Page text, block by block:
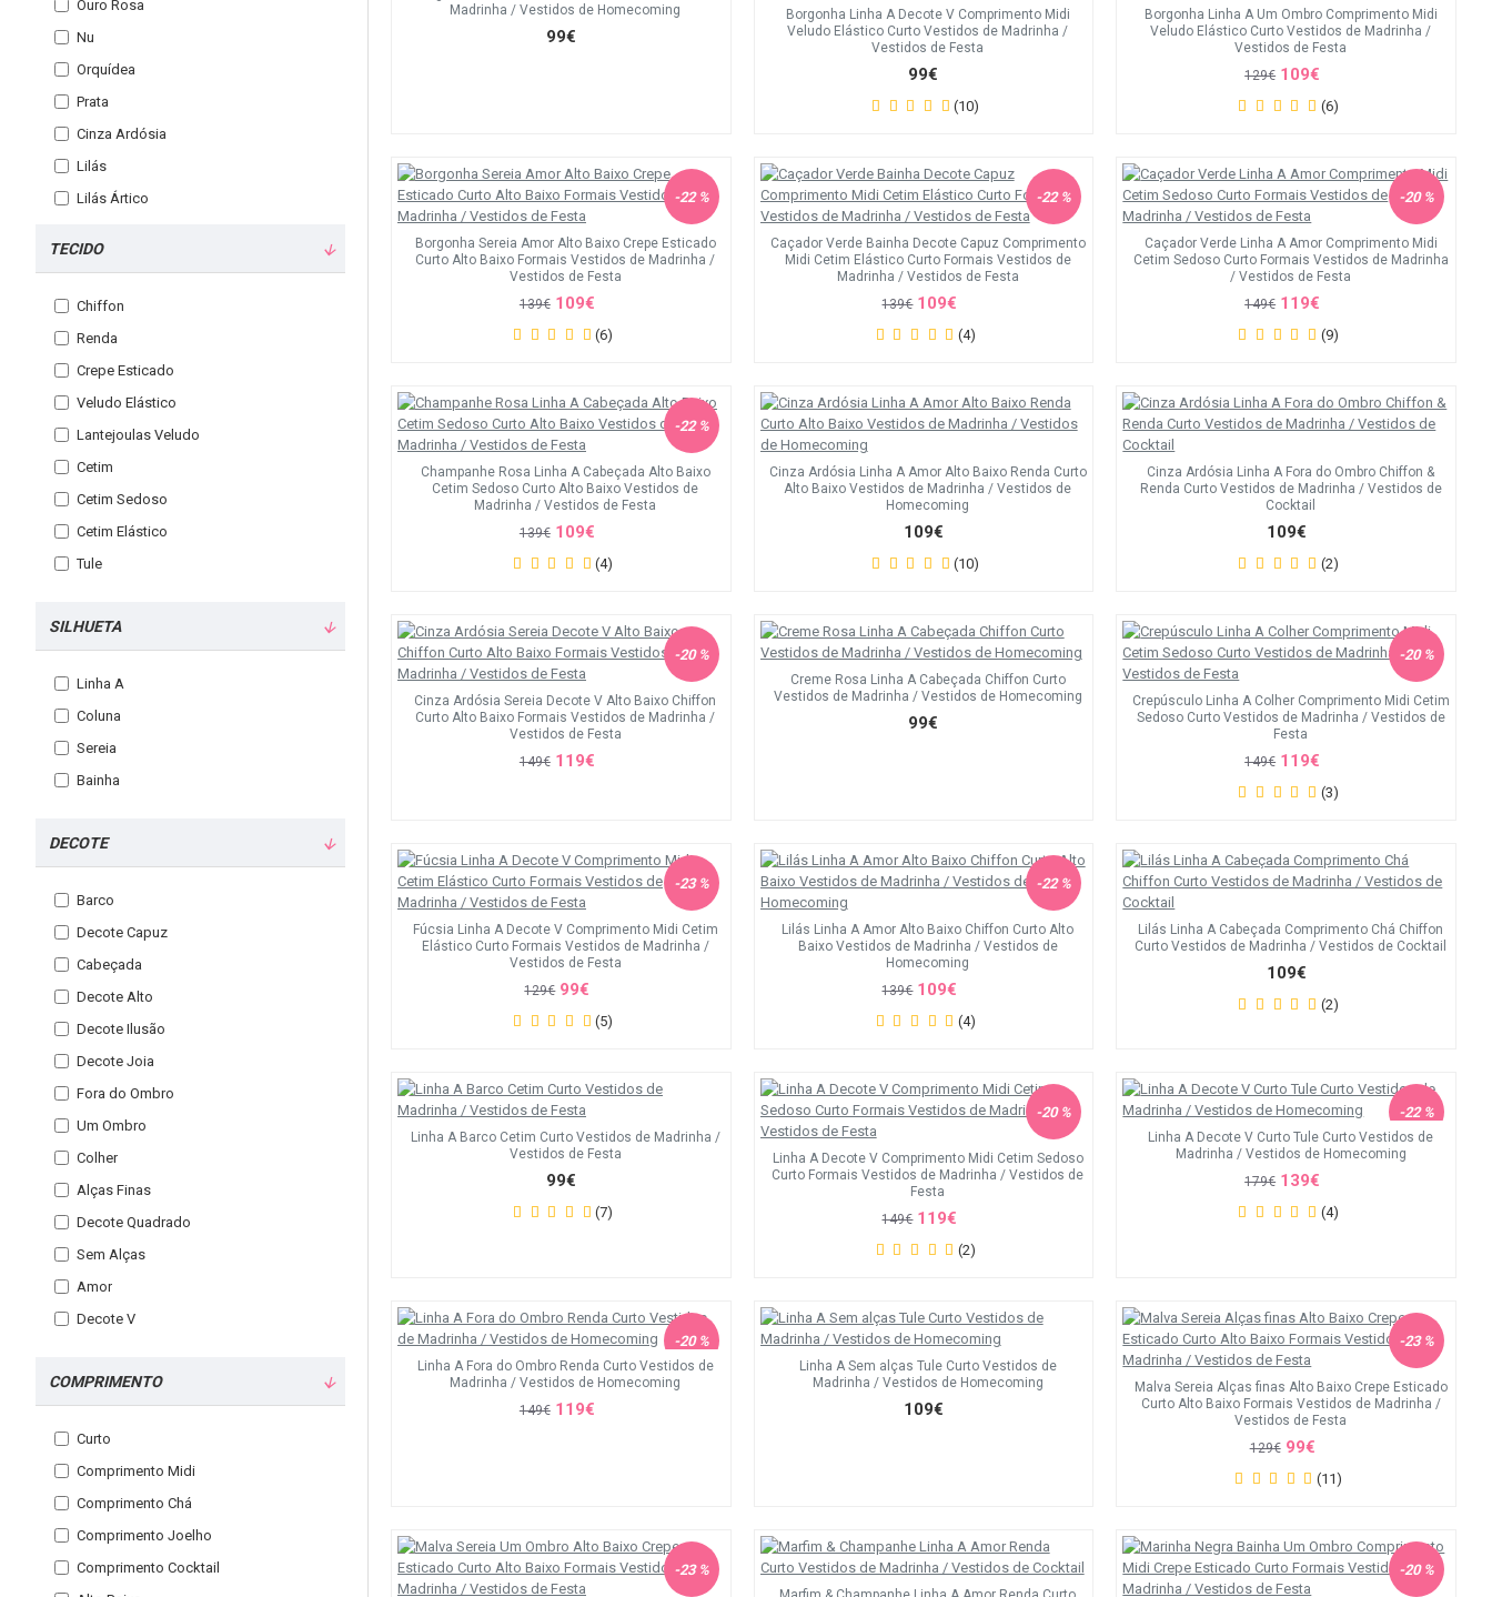
DECOTE
Barco
Decote Capuz
Cabeçada
Decote Alto
Decote Ilusão
Decote Joia
Fora do Ombro
Um Ombro
Colher
Alças Finas
Decote Quadrado
Sem Alças
Amor
Decote V
TECIDO
Chiffon
Renda
Crepe Esticado
Veludo Elástico
Lantejoulas Veludo
Cetim
Cetim Sedoso
Cetim Elástico
Tule
COMPRIMENTO
Curto
Comprimento Midi
Comprimento Chá
Comprimento Joelho
Comprimento Cocktail
SILHUETA
Linha A
Coluna
Sereia
Bainha
Ouro Rosa
Nu
Orquídea
Prata
Cinza Ardósia
Lilás
Lilás Ártico
Marfim
Preto
Madrinha / Vestidos de Homecoming
99€
Borgonha Linha A Decote V Comprimento Midi
Veludo Elástico Curto Vestidos de Madrinha /
Vestidos de Festa
99€
(10)
Borgonha Linha A Um Ombro Comprimento Midi
Veludo Elástico Curto Vestidos de Madrinha /
Vestidos de Festa
129€ 109€
(6)
-22 %
Borgonha Sereia Amor Alto Baixo Crepe Esticado
Curto Alto Baixo Formais Vestidos de Madrinha /
Vestidos de Festa
139€ 109€
(6)
-22 %
Caçador Verde Bainha Decote Capuz Comprimento
Midi Cetim Elástico Curto Formais Vestidos de
Madrinha / Vestidos de Festa
139€ 109€
(4)
-20 %
Caçador Verde Linha A Amor Comprimento Midi
Cetim Sedoso Curto Formais Vestidos de Madrinha
/ Vestidos de Festa
149€ 119€
(9)
-22 %
Champanhe Rosa Linha A Cabeçada Alto Baixo
Cetim Sedoso Curto Alto Baixo Vestidos de
Madrinha / Vestidos de Festa
139€ 109€
(4)
Cinza Ardósia Linha A Amor Alto Baixo Renda Curto
Alto Baixo Vestidos de Madrinha / Vestidos de
Homecoming
109€
(10)
Cinza Ardósia Linha A Fora do Ombro Chiffon &
Renda Curto Vestidos de Madrinha / Vestidos de
Cocktail
109€
(2)
-20 %
Cinza Ardósia Sereia Decote V Alto Baixo Chiffon
Curto Alto Baixo Formais Vestidos de Madrinha /
Vestidos de Festa
149€ 119€
Creme Rosa Linha A Cabeçada Chiffon Curto
Vestidos de Madrinha / Vestidos de Homecoming
99€
-20 %
Crepúsculo Linha A Colher Comprimento Midi Cetim
Sedoso Curto Vestidos de Madrinha / Vestidos de
Festa
149€ 119€
(3)
-23 %
Fúcsia Linha A Decote V Comprimento Midi Cetim
Elástico Curto Formais Vestidos de Madrinha /
Vestidos de Festa
129€ 99€
(5)
-22 %
Lilás Linha A Amor Alto Baixo Chiffon Curto Alto
Baixo Vestidos de Madrinha / Vestidos de
Homecoming
139€ 109€
(4)
Lilás Linha A Cabeçada Comprimento Chá Chiffon
Curto Vestidos de Madrinha / Vestidos de Cocktail
109€
(2)
Linha A Barco Cetim Curto Vestidos de Madrinha /
Vestidos de Festa
99€
(7)
-20 %
Linha A Decote V Comprimento Midi Cetim Sedoso
Curto Formais Vestidos de Madrinha / Vestidos de
Festa
149€ 119€
(2)
-22 %
Linha A Decote V Curto Tule Curto Vestidos de
Madrinha / Vestidos de Homecoming
179€ 139€
(4)
-20 %
Linha A Fora do Ombro Renda Curto Vestidos de
Madrinha / Vestidos de Homecoming
149€ 119€
Linha A Sem alças Tule Curto Vestidos de
Madrinha / Vestidos de Homecoming
109€
-23 %
Malva Sereia Alças finas Alto Baixo Crepe Esticado
Curto Alto Baixo Formais Vestidos de Madrinha /
Vestidos de Festa
129€ 99€
(11)
-23 % -20 %